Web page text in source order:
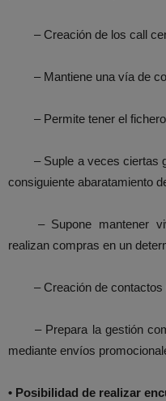
– Creación de los call
– Mantiene una vía de
– Permite tener el
– Suple a veces ciertas
consiguiente abaratamiento
– Supone mantener
realizan compras en un
– Creación de
– Prepara la gestión
mediante envíos
• Posibilidad de realizar